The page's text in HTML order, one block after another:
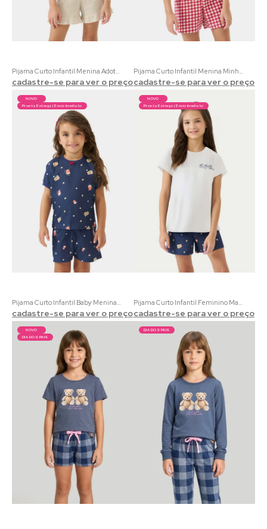
Pijama Curto Infantil Menina Adote Amor em 100% Algodão | Estampa Exclusiva de Pets
cadastre-se para ver o preço
Pijama Curto Infantil Menina Minha Sorte | 100% Algodão Xadrez Vermelho com Estampa de Joaninha
cadastre-se para ver o preço
NOVO
Pronta Entrega | Envio Imediato
Pijama Curto Infantil Baby Menina Maratona Eco 100% Algodão | Acompanha Embalagem Pipoca
cadastre-se para ver o preço
NOVO
Pronta Entrega | Envio Imediato
Pijama Curto Infantil Feminino Maratona Eco 100% Algodão Cru | Acompanha Embalagem Pipoca
cadastre-se para ver o preço
NOVO
DIA DOS PAIS
DIA DOS PAIS